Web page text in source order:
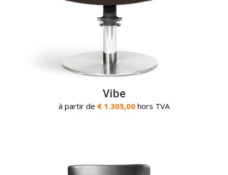
Vibe
à partir de € 1.305,00 hors TVA